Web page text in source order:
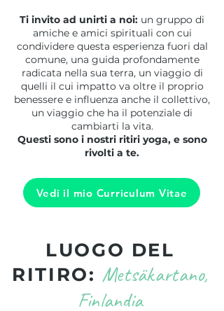
Ti invito ad unirti a noi: un gruppo di
amiche e amici spirituali con cui
condividere questa esperienza fuori dal
comune, una guida profondamente
radicata nella sua terra, un viaggio di
quelli il cui impatto va oltre il proprio
benessere e influenza anche il collettivo,
un viaggio che ha il potenziale di
cambiarti la vita.
Questi sono i nostri ritiri yoga, e sono
rivolti a te.
Vedi il mio Curriculum Vitae
LUOGO DEL
RITIRO: Metsäkartano,
Finlandia